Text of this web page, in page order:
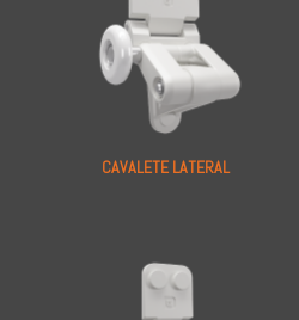
CAVALETE LATERAL